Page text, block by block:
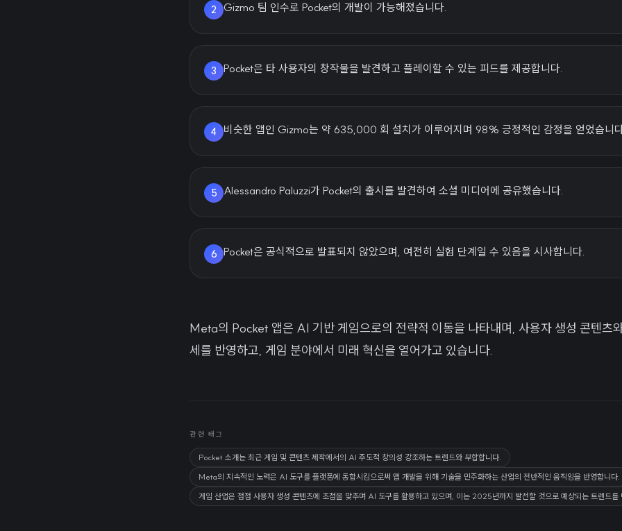
2 Gizmo 팀 인수로 Pocket의 개발이 가능해졌습니다.
3 Pocket은 타 사용자의 창작물을 발견하고 플레이할 수 있는 피드를 제공합니다.
4 비슷한 앱인 Gizmo는 약 635,000 회 설치가 이루어지며 98% 긍정적인 감정을 얻었습니
5 Alessandro Paluzzi가 Pocket의 출시를 발견하여 소셜 미디어에 공유했습니다.
6 Pocket은 공식적으로 발표되지 않았으며, 여전히 실험 단계일 수 있음을 시사합니다.
Meta의 Pocket 앱은 AI 기반 게임으로의 전략적 이동을 나타내며, 사용자 생성 콘텐츠
세를 반영하고, 게임 분야에서 미래 혁신을 열어가고 있습니다.
관련 태그
Pocket 소개는 최근 게임 및 콘텐츠 제작에서의 AI 주도적 창의성 강조하는 트렌드와 부합합니다.
Meta의 지속적인 노력은 AI 도구를 플랫폼에 통합시킴으로써 앱 개발을 위해 기술을 민주화하는 산업의 전반적인 움직임을 반영합니다.
게임 산업은 점점 사용자 생성 콘텐츠에 초점을 맞추며 AI 도구를 활용하고 있으며, 이는 2025년까지 발전할 것으로 예상되는 트렌드를